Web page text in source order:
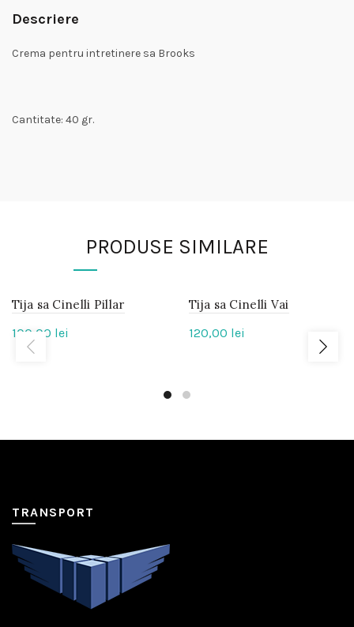
Descriere
Crema pentru intretinere sa Brooks
Cantitate: 40 gr.
PRODUSE SIMILARE
IN
STOC
Tija sa Cinelli Pillar
100,00 lei
IN
STOC
Tija sa Cinelli Vai
120,00 lei
TRANSPORT